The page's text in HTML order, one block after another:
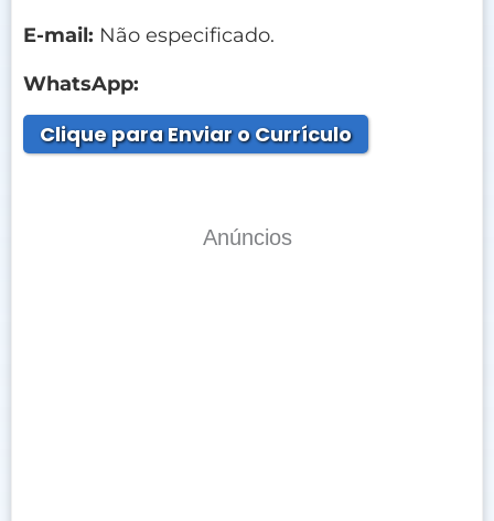
E-mail: Não especificado.
WhatsApp:
Clique para Enviar o Currículo
Anúncios